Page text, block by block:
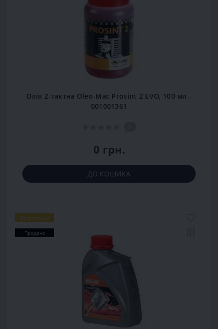
Олія 2-тактна Oleo-Mac Prosint 2 EVO, 100 мл -
001001361
0 грн.
ДО КОШИКА
Популярний
Продано